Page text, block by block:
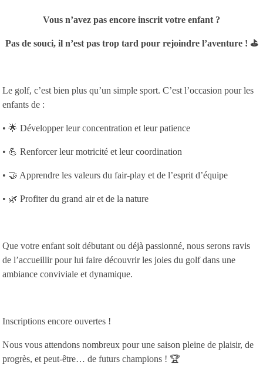
Vous n’avez pas encore inscrit votre enfant ?
Pas de souci, il n’est pas trop tard pour rejoindre l’aventure ! ⛳️
Le golf, c’est bien plus qu’un simple sport. C’est l’occasion pour les
enfants de :
• 🌟 Développer leur concentration et leur patience
• 💪 Renforcer leur motricité et leur coordination
• 🤝 Apprendre les valeurs du fair-play et de l’esprit d’équipe
• 🌿 Profiter du grand air et de la nature
Que votre enfant soit débutant ou déjà passionné, nous serons ravis
de l’accueillir pour lui faire découvrir les joies du golf dans une
ambiance conviviale et dynamique.
Inscriptions encore ouvertes !
Nous vous attendons nombreux pour une saison pleine de plaisir, de
progrès, et peut-être… de futurs champions ! 🏆